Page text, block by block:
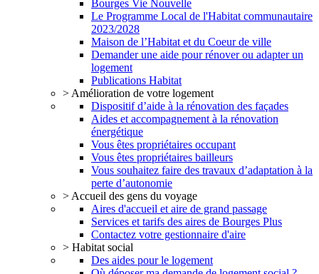
Bourges Vie Nouvelle
Le Programme Local de l'Habitat communautaire
2023/2028
Maison de l’Habitat et du Coeur de ville
Demander une aide pour rénover ou adapter un
logement
Publications Habitat
> Amélioration de votre logement
Dispositif d’aide à la rénovation des façades
Aides et accompagnement à la rénovation
énergétique
Vous êtes propriétaires occupant
Vous êtes propriétaires bailleurs
Vous souhaitez faire des travaux d’adaptation à la
perte d’autonomie
> Accueil des gens du voyage
Aires d'accueil et aire de grand passage
Services et tarifs des aires de Bourges Plus
Contactez votre gestionnaire d'aire
> Habitat social
Des aides pour le logement